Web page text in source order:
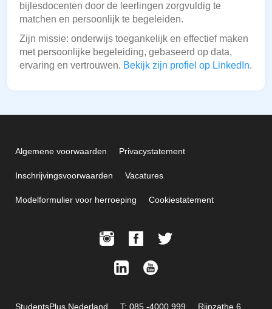
bijlesdocenten door de leerlingen zorgvuldig te
matchen en persoonlijk te begeleiden.
Zijn missie: onderwijs toegankelijk en effectief maken
met persoonlijke begeleiding, gebaseerd op data,
ervaring en vertrouwen. Bekijk zijn profiel op LinkedIn.
Algemene voorwaarden Privacystatement
Inschrijvingsvoorwaarden Vacatures
Modelformulier voor herroeping Cookiestatement
StudentsPlus Nederland T: 085 -4000 999 Rijnzathe 6